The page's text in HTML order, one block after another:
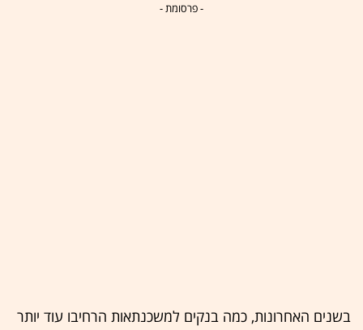
- פרסומת -
בשנים האחרונות, כמה בנקים למשכנתאות הרחיבו עוד יותר